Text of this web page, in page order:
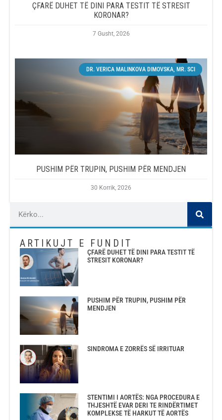
ÇFARË DUHET TË DINI PARA TESTIT TË STRESIT
KORONAR?
7 Gusht, 2026
DR. VERICA MALINKOVA DIMOVSKA, MR. SCI
PUSHIM PËR TRUPIN, PUSHIM PËR MENDJEN
30 Korrik, 2026
ARTIKUJT E FUNDIT
ÇFARË DUHET TË DINI PARA TESTIT TË
STRESIT KORONAR?
PUSHIM PËR TRUPIN, PUSHIM PËR
MENDJEN
SINDROMA E ZORRËS SË IRRITUAR
STENTIMI I AORTËS: NGA PROCEDURA E
THJESHTË EVAR DERI TE RINDËRTIMET
KOMPLEKSE TË HARKUT TË AORTËS